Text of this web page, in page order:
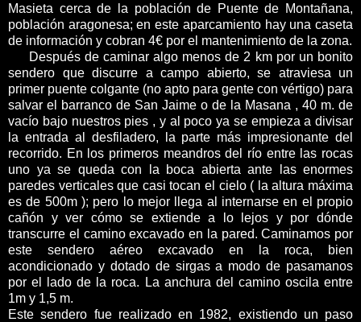
Masieta cerca de la población de Puente de Montañana,
población aragonesa; en este aparcamiento hay una caseta
de información y cobran 4€ por el mantenimiento de la zona.
Después de caminar algo menos de 2 km por un bonito
sendero que discurre a campo abierto, se atraviesa un
primer puente colgante (no apto para gente con vértigo) para
salvar el barranco de San Jaime o de la Masana , 40 m. de
vacío bajo nuestros pies , y al poco ya se empieza a divisar
la entrada al desfiladero, la parte más impresionante del
recorrido. En los primeros meandros del río entre las rocas
uno ya se queda con la boca abierta ante las enormes
paredes verticales que casi tocan el cielo ( la altura máxima
es de 500m ); pero lo mejor llega al internarse en el propio
cañón y ver cómo se extiende a lo lejos y por dónde
transcurre el camino excavado en la pared. Caminamos por
este sendero aéreo excavado en la roca, bien
acondicionado y dotado de sirgas a modo de pasamanos
por el lado de la roca. La anchura del camino oscila entre
1m y 1,5 m.
Este sendero fue realizado en 1982, existiendo un paso